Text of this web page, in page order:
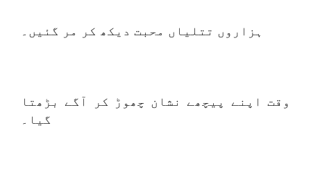
ہزاروں تتلیاں محبت دیکھ کر مر گئیں۔
وقت اپنے پیچھے نشان چھوڑ کر آگے بڑھتا
گیا۔